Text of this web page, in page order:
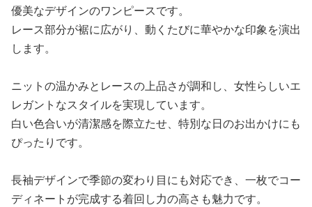
優美なデザインのワンピースです。
レース部分が裾に広がり、動くたびに華やかな印象を演出
します。
ニットの温かみとレースの上品さが調和し、女性らしいエ
レガントなスタイルを実現しています。
白い色合いが清潔感を際立たせ、特別な日のお出かけにも
ぴったりです。
長袖デザインで季節の変わり目にも対応でき、一枚でコー
ディネートが完成する着回し力の高さも魅力です。